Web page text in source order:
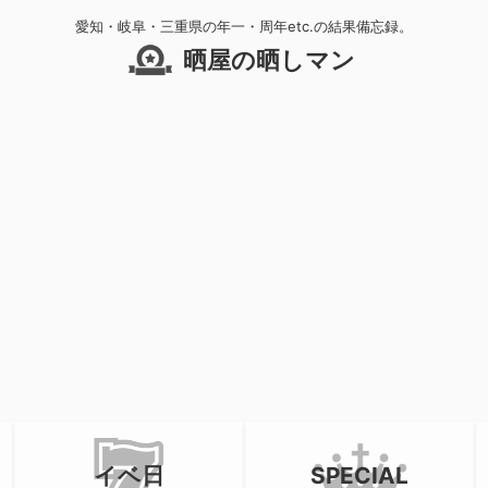
愛知・岐阜・三重県の年一・周年etc.の結果備忘録。
晒屋の晒しマン
イベ日 SPECIAL